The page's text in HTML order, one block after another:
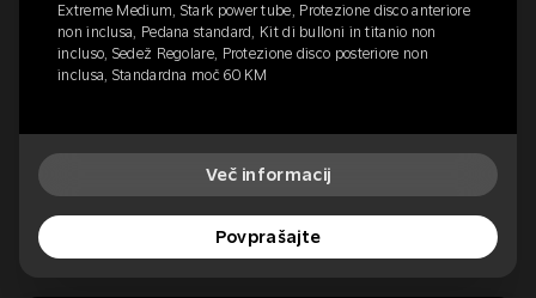
Extreme Medium, Stark power tube, Protezione disco anteriore
non inclusa, Pedana standard, Kit di bulloni in titanio non
incluso, Sedež Regolare, Protezione disco posteriore non
inclusa, Standardna moč 60 KM
Več informacij
Povprašajte